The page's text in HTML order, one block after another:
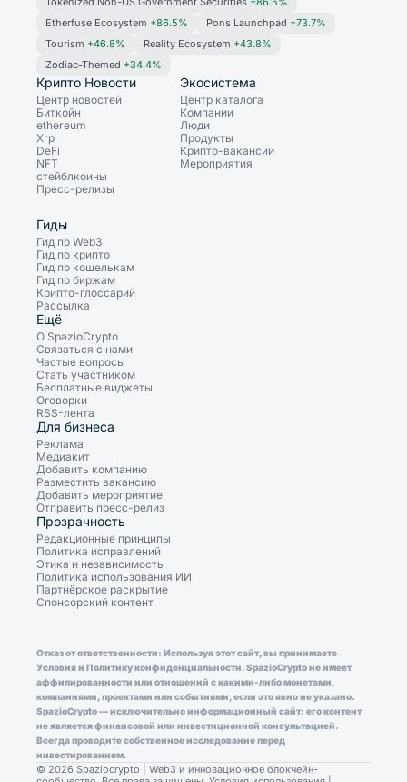
Etherfuse Ecosystem +86.5% Pons Launchpad +73.7%
Tourism +46.8% Reality Ecosystem +43.8%
Zodiac-Themed +34.4%
Крипто Новости
Центр новостей
Биткойн
ethereum
Xrp
DeFi
NFT
стейблкоины
Пресс-релизы
Экосистема
Центр каталога
Компании
Люди
Продукты
Крипто-вакансии
Мероприятия
Гиды
Гид по Web3
Гид по крипто
Гид по кошелькам
Гид по биржам
Крипто-глоссарий
Рассылка
Ещё
О SpazioCrypto
Связаться с нами
Частые вопросы
Стать участником
Бесплатные виджеты
Оговорки
RSS-лента
Для бизнеса
Реклама
Медиакит
Добавить компанию
Разместить вакансию
Добавить мероприятие
Отправить пресс-релиз
Прозрачность
Редакционные принципы
Политика исправлений
Этика и независимость
Политика использования ИИ
Партнёрское раскрытие
Спонсорский контент
Отказ от ответственности: Используя этот сайт, вы принимаете
Условия и Политику конфиденциальности. SpazioCrypto не имеет
аффилированности или отношений с какими-либо монетами,
компаниями, проектами или событиями, если это явно не указано.
SpazioCrypto — исключительно информационный сайт: его контент
не является финансовой или инвестиционной консультацией.
Всегда проводите собственное исследование перед
инвестированием.
© 2026 Spaziocrypto | Web3 и инновационное блокчейн-